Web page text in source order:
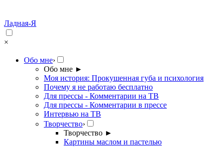
Ладная-Я
×
Обо мне›
Обо мне ►
Моя история: Прокушенная губа и психология
Почему я не работаю бесплатно
Для прессы - Комментарии на ТВ
Для прессы - Комментарии в прессе
Интервью на ТВ
Творчество›
Творчество ►
Картины маслом и пастелью